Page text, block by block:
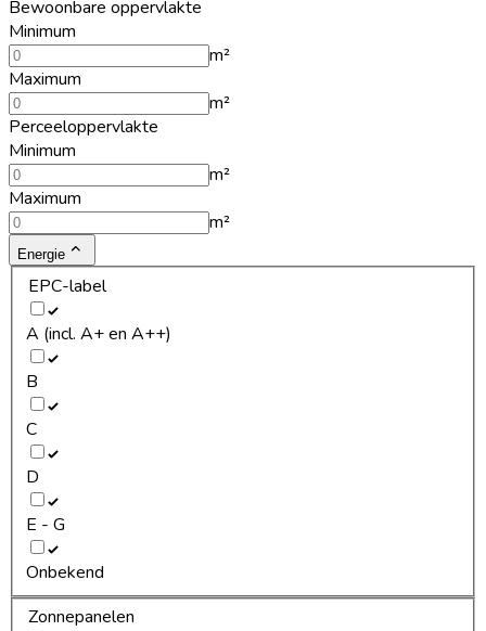
Bewoonbare oppervlakte
Minimum
m²
Maximum
m²
Perceeloppervlakte
Minimum
m²
Maximum
m²
Energie
EPC-label
A (incl. A+ en A++)
B
C
D
E - G
Onbekend
Zonnepanelen